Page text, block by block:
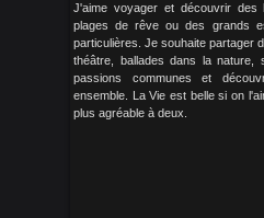
J'aime voyager et découvrir des
plages de rêve ou des grands
particulières. Je souhaite partager
théâtre, ballades dans la nature,
passions communes et
ensemble. La Vie est belle si on
plus agréable à deux.